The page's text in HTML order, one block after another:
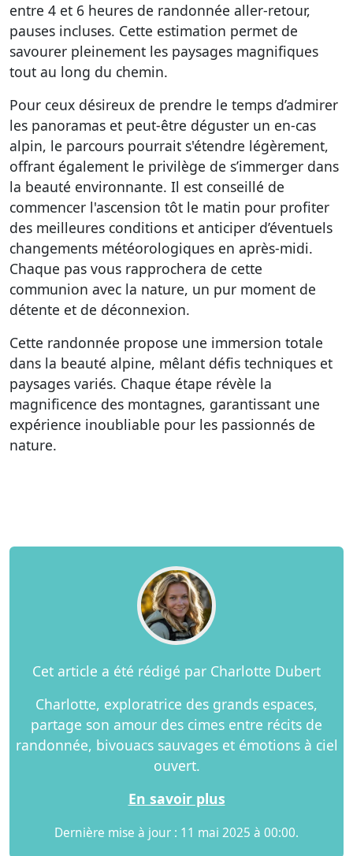
entre 4 et 6 heures de randonnée aller-retour,
pauses incluses. Cette estimation permet de
savourer pleinement les paysages magnifiques
tout au long du chemin.
Pour ceux désireux de prendre le temps d’admirer
les panoramas et peut-être déguster un en-cas
alpin, le parcours pourrait s'étendre légèrement,
offrant également le privilège de s’immerger dans
la beauté environnante. Il est conseillé de
commencer l'ascension tôt le matin pour profiter
des meilleures conditions et anticiper d’éventuels
changements météorologiques en après-midi.
Chaque pas vous rapprochera de cette
communion avec la nature, un pur moment de
détente et de déconnexion.
Cette randonnée propose une immersion totale
dans la beauté alpine, mêlant défis techniques et
paysages variés. Chaque étape révèle la
magnificence des montagnes, garantissant une
expérience inoubliable pour les passionnés de
nature.
Cet article a été rédigé par Charlotte Dubert
Charlotte, exploratrice des grands espaces,
partage son amour des cimes entre récits de
randonnée, bivouacs sauvages et émotions à ciel
ouvert.
En savoir plus
Dernière mise à jour : 11 mai 2025 à 00:00.